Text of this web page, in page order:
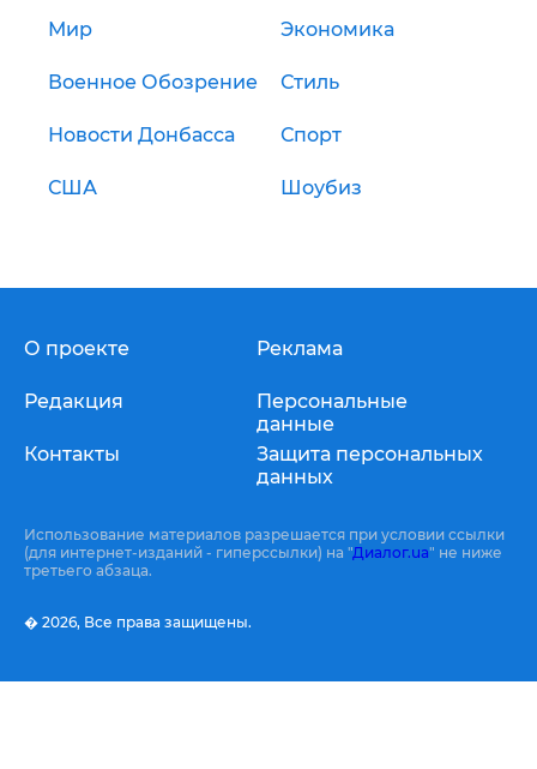
Мир Экономика
Военное Обозрение Стиль
Новости Донбасса Спорт
США Шоубиз
О проекте
Редакция
Контакты
Реклама
Персональные
данные
Защита персональных
данных
Использование материалов разрешается при условии ссылки
(для интернет-изданий - гиперссылки) на "Диалог.ua" не ниже
третьего абзаца.
� 2026, Все права защищены.